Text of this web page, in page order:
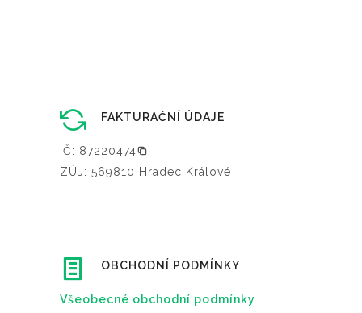
FAKTURAČNÍ ÚDAJE
IČ: 87220474
ZÚJ: 569810 Hradec Králové
OBCHODNÍ PODMÍNKY
Všeobecné obchodní podmínky